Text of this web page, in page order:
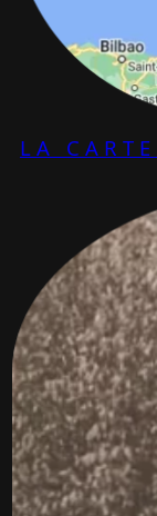
LA